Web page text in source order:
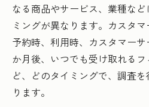
なる商品やサービス、業種な
ミングが異なります。カスタマ
予約時、利用時、カスタマー
か月後、いつでも受け取れる
ど、どのタイミングで、調査
ります。